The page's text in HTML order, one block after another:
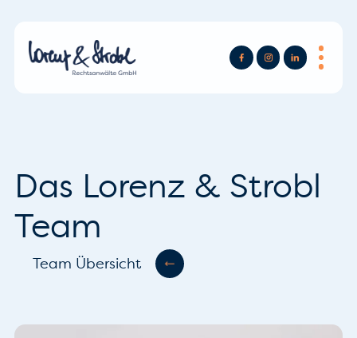
Das Lorenz & Strobl
Team
Team Übersicht